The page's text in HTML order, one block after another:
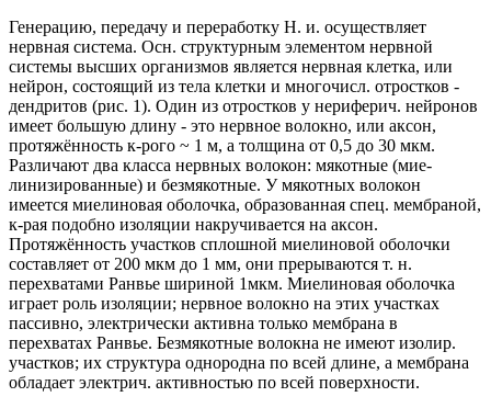
Генерацию, передачу и переработку Н. и. осуществляет
нервная система. Осн. структурным элементом нервной
системы высших организмов является нервная клетка, или
нейрон, состоящий из тела клетки и многочисл. отростков -
дендритов (рис. 1). Один из отростков у нериферич. нейронов
имеет большую длину - это нервное волокно, или аксон,
протяжённость к-рого ~ 1 м, а толщина от 0,5 до 30 мкм.
Различают два класса нервных волокон: мякотные (мие-
линизированные) и безмякотные. У мякотных волокон
имеется миелиновая оболочка, образованная спец. мембраной,
к-рая подобно изоляции накручивается на аксон.
Протяжённость участков сплошной миелиновой оболочки
составляет от 200 мкм до 1 мм, они прерываются т. н.
перехватами Ранвье шириной 1мкм. Миелиновая оболочка
играет роль изоляции; нервное волокно на этих участках
пассивно, электрически активна только мембрана в
перехватах Ранвье. Безмякотные волокна не имеют изолир.
участков; их структура однородна по всей длине, а мембрана
обладает электрич. активностью по всей поверхности.